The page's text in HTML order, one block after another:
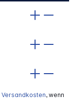
Versandkosten, wenn